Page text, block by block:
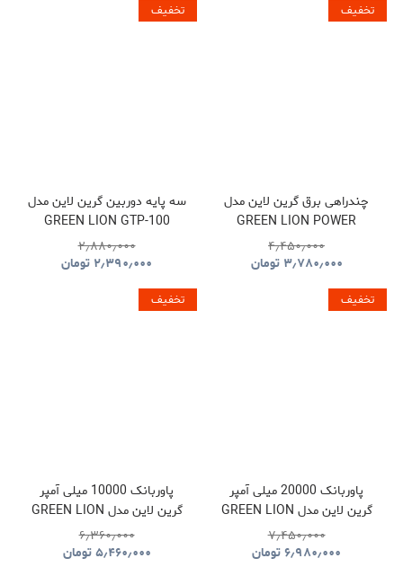
تخفیف
چندراهی برق گرین لاین مدل
GREEN LION POWER
SOCKET GL-PS8A
GNPS7UPDUKBK
۴٫۴۵۰٫۰۰۰
۳٫۷۸۰٫۰۰۰ تومان
تخفیف
سه پایه دوربین گرین لاین مدل
GREEN LION GTP-100
GNTP100TRIBK
۲٫۸۸۰٫۰۰۰
۲٫۳۹۰٫۰۰۰ تومان
تخفیف
پاوربانک 20000 میلی آمپر
گرین لاین مدل GREEN LION
LUZERN GNLEZ20KPBBK
۷٫۴۵۰٫۰۰۰
۶٫۹۸۰٫۰۰۰تومان
تخفیف
پاوربانک 10000 میلی آمپر
گرین لاین مدل GREEN LION
LUZERN GNLEZ10KPBBK
۶٫۳۶۰٫۰۰۰
۵٫۴۶۰٫۰۰۰تومان